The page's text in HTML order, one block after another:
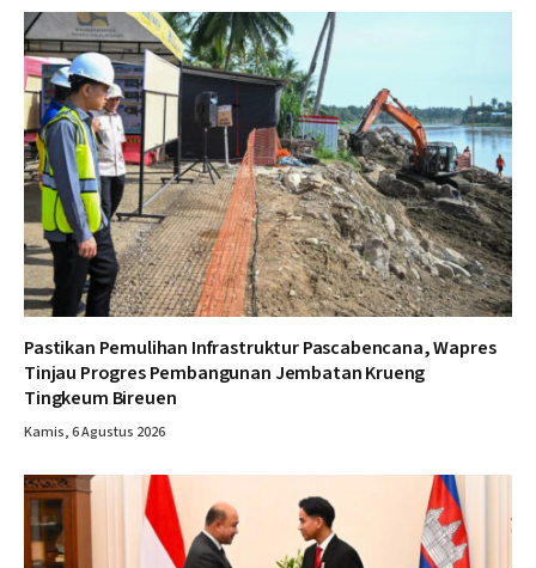
Pastikan Pemulihan Infrastruktur Pascabencana, Wapres
Tinjau Progres Pembangunan Jembatan Krueng
Tingkeum Bireuen
Kamis, 6 Agustus 2026